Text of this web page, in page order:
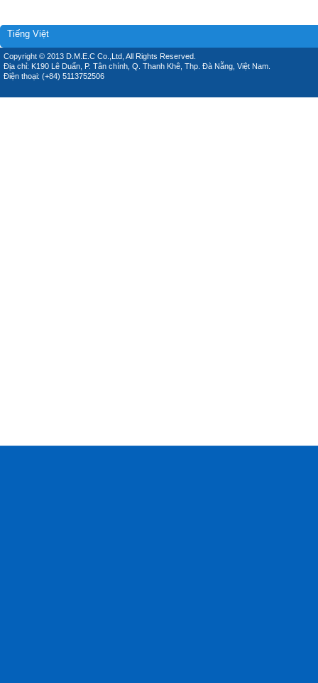
Tiếng Việt
Copyright © 2013 D.M.E.C Co.,Ltd, All Rights Reserved.
Địa chỉ: K190 Lê Duẩn, P. Tân chính, Q. Thanh Khê, Thp. Đà Nẵng, Việt Nam.
Điện thoại: (+84) 5113752506